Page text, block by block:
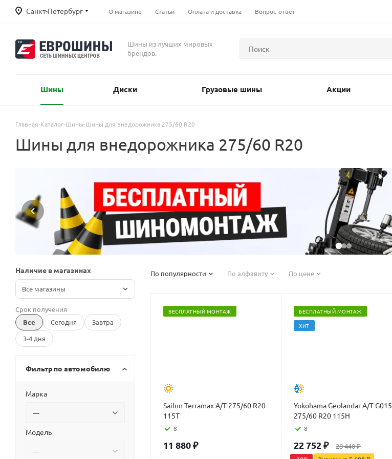
Санкт-Петербург О магазине Статьи Оплата и доставка Вопрос-ответ
Шины из лучших мировых
брендов.
Шины Диски Грузовые шины Акции
Главная-Каталог-Шины-Шины для внедорожника 275/60 R20
Шины для внедорожника 275/60 R20
По популярности По алфавиту По цене
БЕСПЛАТНЫЙ МОНТАЖ
Sailun Terramax A/T 275/60 R20
115T
8
11 880₽
БЕСПЛАТНЫЙ МОНТАЖ
ХИТ
Yokohama Geolandar A/T G015
275/60 R20 115H
8
22 752₽ 28 440₽
Наличие в магазинах
Все магазины
Срок получения
Все
Сегодня
Завтра
3-4 дня
Фильтр по автомобилю
Марка
Модель